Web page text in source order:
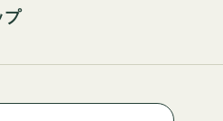
プ